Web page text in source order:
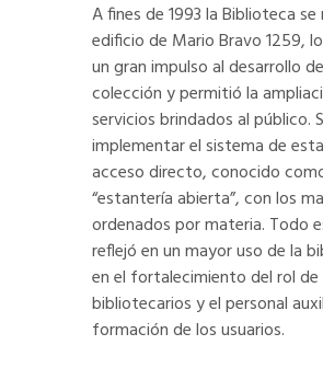
A fines de 1993 la Biblioteca
edificio de Mario Bravo 1259,
un gran impulso al desarrollo
colección y permitió la
servicios brindados al público.
implementar el sistema de
acceso directo, conocido
“estantería abierta”, con los
ordenados por materia. Todo
reflejó en un mayor uso de la
en el fortalecimiento del rol de
bibliotecarios y el personal
formación de los usuarios.